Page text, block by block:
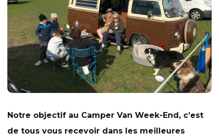
Notre objectif au Camper Van Week-End, c’est
de tous vous recevoir dans les meilleures